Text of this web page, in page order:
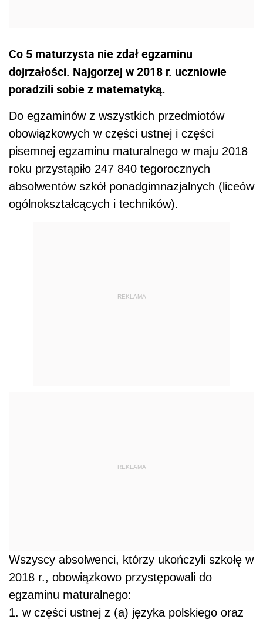
Co 5 maturzysta nie zdał egzaminu
dojrzałości. Najgorzej w 2018 r. uczniowie
poradzili sobie z matematyką.
Do egzaminów z wszystkich przedmiotów
obowiązkowych w części ustnej i części
pisemnej egzaminu maturalnego w maju 2018
roku przystąpiło 247 840 tegorocznych
absolwentów szkół ponadgimnazjalnych (liceów
ogólnokształcących i techników).
REKLAMA
REKLAMA
Wszyscy absolwenci, którzy ukończyli szkołę w
2018 r., obowiązkowo przystępowali do
egzaminu maturalnego:
1. w części ustnej z (a) języka polskiego oraz